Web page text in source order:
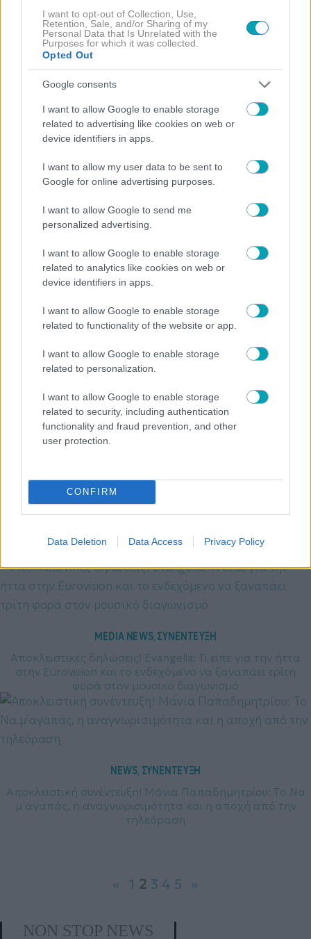
I want to opt-out of Collection, Use,
Retention, Sale, and/or Sharing of my
Personal Data that Is Unrelated with the
Purposes for which it was collected.
Opted Out
Google consents
I want to allow Google to enable storage
related to advertising like cookies on web or
device identifiers in apps.
I want to allow my user data to be sent to
Google for online advertising purposes.
I want to allow Google to send me
personalized advertising.
I want to allow Google to enable storage
related to analytics like cookies on web or
device identifiers in apps.
I want to allow Google to enable storage
related to functionality of the website or app.
I want to allow Google to enable storage
related to personalization.
I want to allow Google to enable storage
related to security, including authentication
functionality and fraud prevention, and other
user protection.
CONFIRM
Data Deletion Data Access Privacy Policy
NEWS, ΣΥΝΕΝΤΕΥΞΗ
Αποκλειστική συνέντευξη! Δημήτρης Καπετανάκος: To
Porto Leone, η επιτυχία και τα μηνύματα στα social media
NEWS, ΣΥΝΕΝΤΕΥΞΗ
Αποκλειστική συνέντευξη! Ζώγια Σεβαστιανού: «Γέννησα
στο σπίτι τον γιο μου»
NEWS, ΣΥΝΕΝΤΕΥΞΗ
Αποκλειστική συνέντευξη! Χρυσηίδα Δημουλίδου: Το
ατύχημα που την καθήλωσε-«Έχω εννέα βίδες και δύο
λάμες»
NEWS, ΣΥΝΕΝΤΕΥΞΗ
Αποκλειστική συνέντευξη! Μιχάλης Βαλάσογλου : Το
Μπαμπά σ΄αγαπώ, οι ταμπέλες και το φαινόμενο της
NEWS, ΣΥΝΕΝΤΕΥΞΗ
Αποκλειστική συνέντευξη! Λευτέρης Πολυχρόνης: Ο
έρωτας, η αναγνωρισιμότητα και η νέα σειρά στην ΕΡΤ
MEDIA NEWS, ΣΥΝΕΝΤΕΥΞΗ
Αποκλειστικές δηλώσεις! Evangelia: Τι είπε για την ήττα
στην Eurovision και το ενδεχόμενο να ξαναπάει τρίτη
φορά στον μουσικό διαγωνισμό
NEWS, ΣΥΝΕΝΤΕΥΞΗ
Αποκλειστική συνέντευξη! Μάνια Παπαδημητρίου: Το Να
μ΄αγαπάς, η αναγνωρισιμότητα και η αποχή από την
τηλεόραση
« 1 2 3 4 5 »
NON STOP NEWS